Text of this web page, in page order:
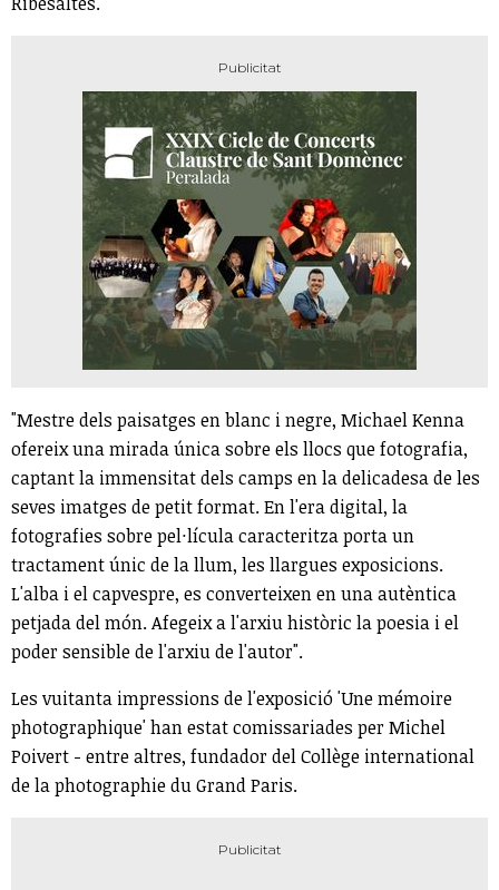
"Mestre dels paisatges en blanc i negre, Michael Kenna
ofereix una mirada única sobre els llocs que fotografia,
captant la immensitat dels camps en la delicadesa de les
seves imatges de petit format. En l'era digital, la
fotografies sobre pel·lícula caracteritza porta un
tractament únic de la llum, les llargues exposicions.
L'alba i el capvespre, es converteixen en una autèntica
petjada del món. Afegeix a l'arxiu històric la poesia i el
poder sensible de l'arxiu de l'autor".
Les vuitanta impressions de l'exposició 'Une mémoire
photographique' han estat comissariades per Michel
Poivert - entre altres, fundador del Collège international
de la photographie du Grand Paris.